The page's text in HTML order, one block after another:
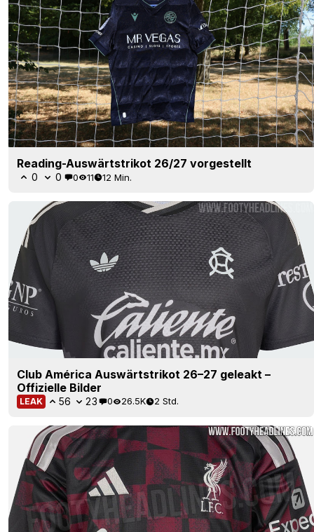
Reading-Auswärtstrikot 26/27 vorgestellt
0 0 0 11 12 Min.
Club América Auswärtstrikot 26–27 geleakt –
Offizielle Bilder
LEAK 56 23 0 26.5K 2 Std.